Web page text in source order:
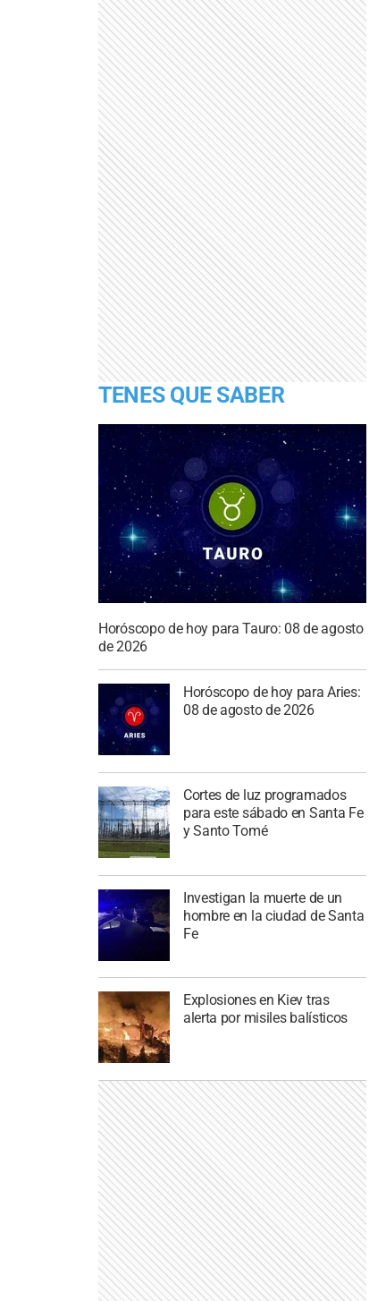
TENES QUE SABER
Horóscopo de hoy para Tauro: 08 de agosto
de 2026
Horóscopo de hoy para Aries:
08 de agosto de 2026
Cortes de luz programados
para este sábado en Santa Fe
y Santo Tomé
Investigan la muerte de un
hombre en la ciudad de Santa
Fe
Explosiones en Kiev tras
alerta por misiles balísticos